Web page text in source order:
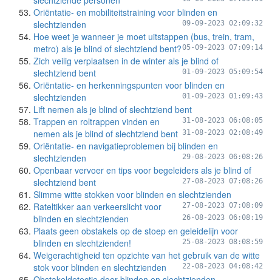
Oriëntatie- en mobiliteitstraining voor blinden en
slechtzienden
09-09-2023 02:09:32
Hoe weet je wanneer je moet uitstappen (bus, trein, tram,
metro) als je blind of slechtziend bent?05-09-2023 07:09:14
Zich veilig verplaatsen in de winter als je blind of
slechtziend bent
01-09-2023 05:09:54
Oriëntatie- en herkenningspunten voor blinden en
slechtzienden
01-09-2023 01:09:43
Lift nemen als je blind of slechtziend bent
31-08-2023 06:08:05
Trappen en roltrappen vinden en
nemen als je blind of slechtziend bent 31-08-2023 02:08:49
Oriëntatie- en navigatieproblemen bij blinden en
slechtzienden
29-08-2023 06:08:26
Openbaar vervoer en tips voor begeleiders als je blind of
slechtziend bent
27-08-2023 07:08:26
Slimme witte stokken voor blinden en slechtzienden
27-08-2023 07:08:09
Rateltikker aan verkeerslicht voor
blinden en slechtzienden
26-08-2023 06:08:19
Plaats geen obstakels op de stoep en geleidelijn voor
blinden en slechtzienden!
25-08-2023 08:08:59
Weigerachtigheid ten opzichte van het gebruik van de witte
stok voor blinden en slechtzienden
22-08-2023 04:08:42